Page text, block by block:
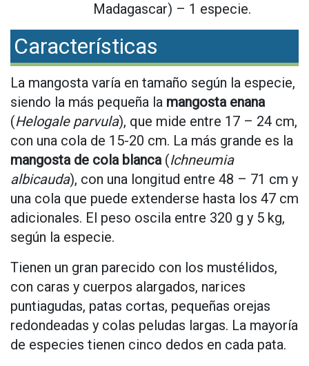
Madagascar) – 1 especie.
Características
La mangosta varía en tamaño según la especie,
siendo la más pequeña la mangosta enana
(Helogale parvula), que mide entre 17 – 24 cm,
con una cola de 15-20 cm. La más grande es la
mangosta de cola blanca(Ichneumia
albicauda), con una longitud entre 48 – 71 cm y
una cola que puede extenderse hasta los 47 cm
adicionales. El peso oscila entre 320 g y 5 kg,
según la especie.
Tienen un gran parecido con los mustélidos,
con caras y cuerpos alargados, narices
puntiagudas, patas cortas, pequeñas orejas
redondeadas y colas peludas largas. La mayoría
de especies tienen cinco dedos en cada pata.